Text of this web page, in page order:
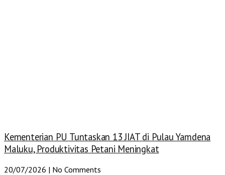
Kementerian PU Tuntaskan 13 JIAT di Pulau Yamdena
Maluku, Produktivitas Petani Meningkat
20/07/2026 No Comments